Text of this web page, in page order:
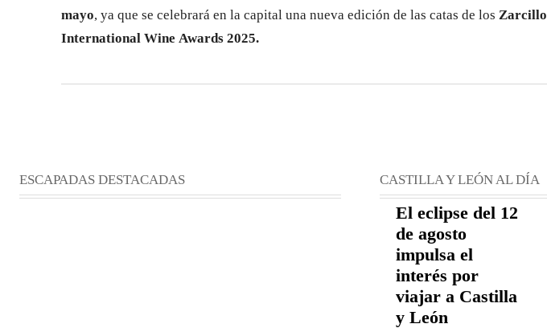
mayo, ya que se celebrará en la capital una nueva edición de las catas de los Zarcillo
International Wine Awards 2025.
ESCAPADAS DESTACADAS CASTILLA Y LEÓN AL DÍA
El eclipse del 12
de agosto
impulsa el
interés por
viajar a Castilla
y León